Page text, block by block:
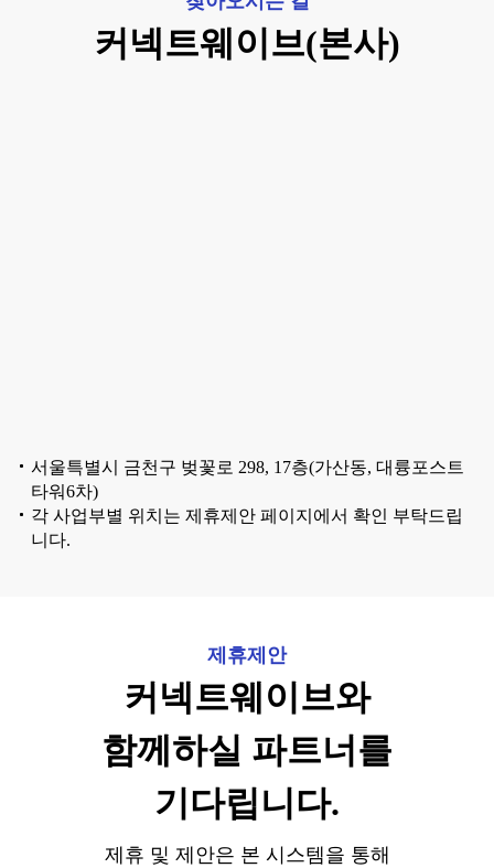
커넥트웨이브(본사)
서울특별시 금천구 벚꽃로 298, 17층(가산동, 대륭포스트
타워6차)
각 사업부별 위치는 제휴제안 페이지에서 확인 부탁드립
니다.
제휴제안
커넥트웨이브와
함께하실 파트너를
기다립니다.
제휴 및 제안은 본 시스템을 통해